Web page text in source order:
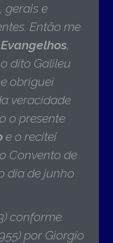
gerais e
Então me
,
dito Galileu
obriguei
veracidade
o presente
e o recitei
Convento de
dia de junho
conforme
por Giorgio